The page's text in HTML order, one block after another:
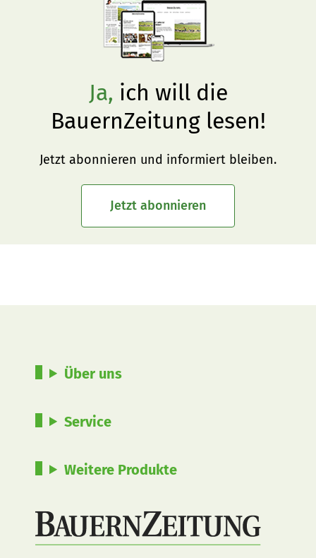
Ja, ich will die
BauernZeitung lesen!
Jetzt abonnieren und informiert bleiben.
Jetzt abonnieren
Über uns
Service
Weitere Produkte